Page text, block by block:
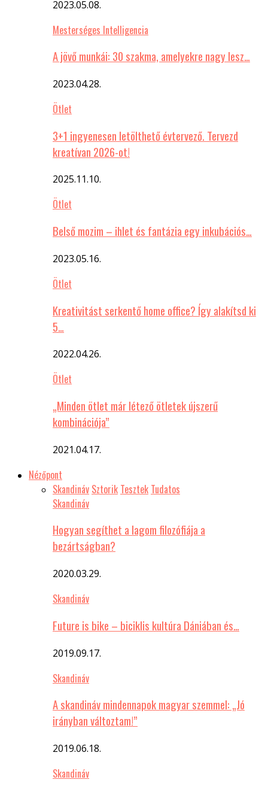
2023.05.08.
Mesterséges Intelligencia
A jövő munkái: 30 szakma, amelyekre nagy lesz…
2023.04.28.
Ötlet
3+1 ingyenesen letölthető évtervező. Tervezd
kreatívan 2026-ot!
2025.11.10.
Ötlet
Belső mozim – ihlet és fantázia egy inkubációs…
2023.05.16.
Ötlet
Kreativitást serkentő home office? Így alakítsd ki
5…
2022.04.26.
Ötlet
„Minden ötlet már létező ötletek újszerű
kombinációja”
2021.04.17.
Nézőpont
Skandináv Sztorik Tesztek Tudatos
Skandináv
Hogyan segíthet a lagom filozófiája a
bezártságban?
2020.03.29.
Skandináv
Future is bike – biciklis kultúra Dániában és…
2019.09.17.
Skandináv
A skandináv mindennapok magyar szemmel: „Jó
irányban változtam!”
2019.06.18.
Skandináv